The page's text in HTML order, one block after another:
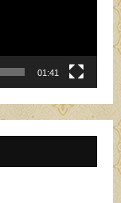
01:41